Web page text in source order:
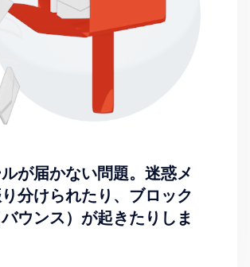
が届かない問題。迷惑メ
分けられたり、ブロック
ウンス）が起きたりしま